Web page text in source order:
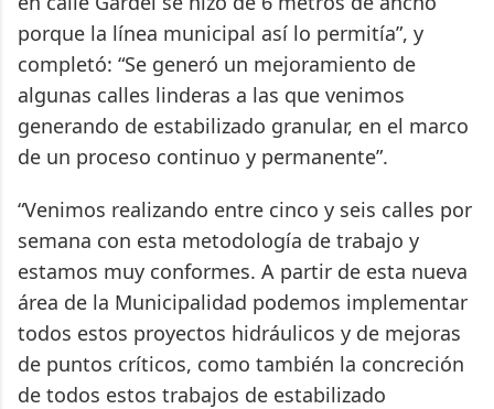
porque la línea municipal así lo permitía”, y
completó: “Se generó un mejoramiento de
algunas calles linderas a las que venimos
generando de estabilizado granular, en el marco
de un proceso continuo y permanente”.
“Venimos realizando entre cinco y seis calles por
semana con esta metodología de trabajo y
estamos muy conformes. A partir de esta nueva
área de la Municipalidad podemos implementar
todos estos proyectos hidráulicos y de mejoras
de puntos críticos, como también la concreción
de todos estos trabajos de estabilizado